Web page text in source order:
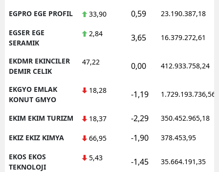
EGPRO EGE PROFIL 33,90 0,59 23.190.387,18
EGSER EGE
SERAMIK
2,84 3,65 16.379.272,61
EKDMR EKINCILER
DEMIR CELIK
47,22 0,00 412.933.758,24
EKGYO EMLAK
KONUT GMYO
18,28 -1,19 1.729.193.736,56
EKIM EKIM TURIZM 18,37 -2,29 350.452.965,18
EKIZ EKIZ KIMYA 66,95 -1,90 378.453,95
EKOS EKOS
TEKNOLOJI
5,43 -1,45 35.664.191,35